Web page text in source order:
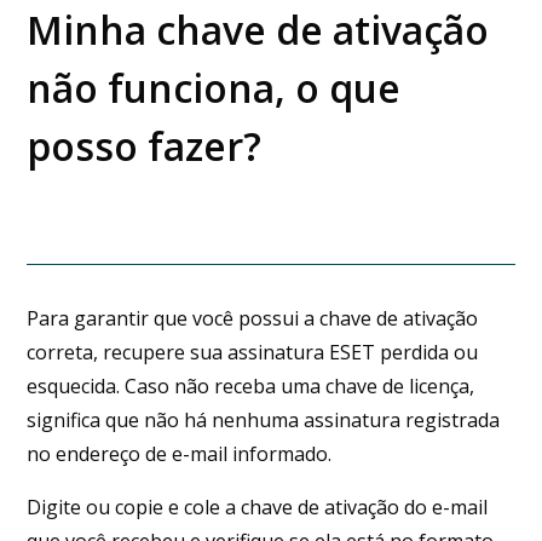
Minha chave de ativação
não funciona, o que
posso fazer?
Para garantir que você possui a chave de ativação
correta, recupere sua assinatura ESET perdida ou
esquecida. Caso não receba uma chave de licença,
significa que não há nenhuma assinatura registrada
no endereço de e-mail informado.
Digite ou copie e cole a chave de ativação do e-mail